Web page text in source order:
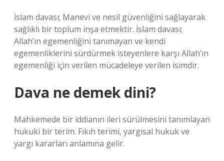
İslam davası; Manevi ve nesil güvenliğini sağlayarak
sağlıklı bir toplum inşa etmektir. İslam davası;
Allah’ın egemenliğini tanımayan ve kendi
egemenliklerini sürdürmek isteyenlere karşı Allah’ın
egemenliği için verilen mücadeleye verilen isimdir.
Dava ne demek dini?
Mahkemede bir iddianın ileri sürülmesini tanımlayan
hukuki bir terim. Fıkıh terimi, yargısal hukuk ve
yargı kararları anlamına gelir.